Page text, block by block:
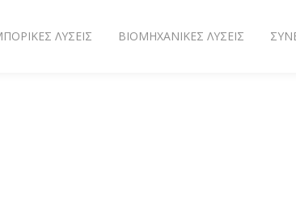
ΛΎΣΕΙΣ ΒΙΟΜΗΧΑΝΙΚΈΣ ΛΎΣΕΙΣ